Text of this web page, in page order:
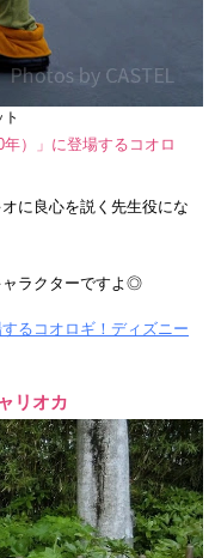
）」に登場するコオロ
に良心を説く先生役にな
ャラクターですよ◎
るコオロギ！ディズニー
リオカ